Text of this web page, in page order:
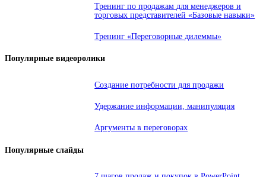
Тренинг по продажам для менеджеров и
торговых представителей «Базовые навыки»
Тренинг «Переговорные дилеммы»
Популярные видеоролики
Создание потребности для продажи
Удержание информации, манипуляция
Аргументы в переговорах
Популярные слайды